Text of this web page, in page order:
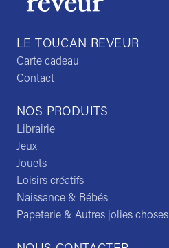
NOS PRODUITS
Librairie
Jeux
Jouets
Loisirs créatifs
Naissance & Bébés
Papeterie & Autres jolies choses
LE TOUCAN REVEUR
Carte cadeau
Contact